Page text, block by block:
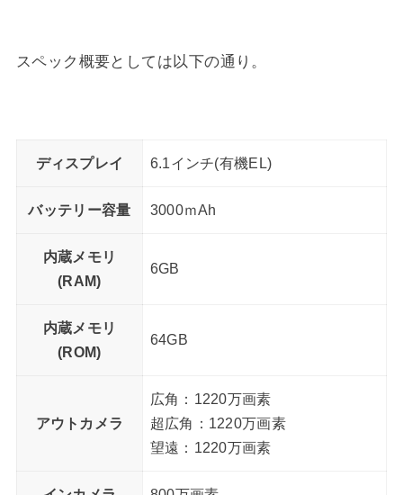
スペック概要としては以下の通り。
ディスプレイ 6.1インチ(有機EL)
バッテリー容量 3000ｍAh
内蔵メモリ
(RAM)
6GB
内蔵メモリ
(ROM)
64GB
アウトカメラ
広角：1220万画素
超広角：1220万画素
望遠：1220万画素